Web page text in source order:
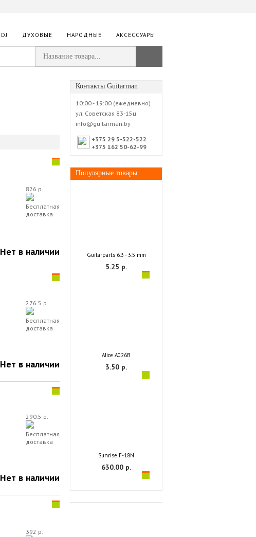
DJ ДУХОВЫЕ НАРОДНЫЕ АКСЕССУАРЫ
826 р.
Бесплатная
доставка
Нет в наличии
276.5 р.
Бесплатная
доставка
Нет в наличии
290.5 р.
Бесплатная
доставка
Нет в наличии
392 р.
Контакты Guitarman
10:00 - 19:00 (ежедневно)
ул. Советская 83-15ц
info@guitarman.by
+375 29 5-522-522
+375 162 50-62-99
Популярные товары
Guitarparts 6.3 - 3.5 mm
5.25 р.
Alice A026B
3.50 р.
Sunrise F-18N
630.00 р.